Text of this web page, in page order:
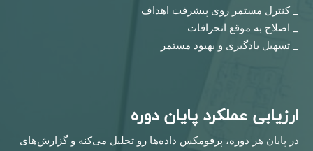
_ کنترل مستمر روی پیشرفت اهداف
_ اصلاح به موقع انحرافات
_ تسهیل یادگیری و بهبود مستمر
ارزیابی عملکرد پایان دوره
در پایان هر دوره، پرفومکس داده‌ها رو تحلیل می‌کنه و گزارش‌های